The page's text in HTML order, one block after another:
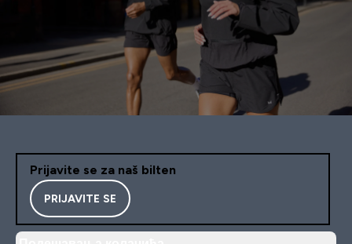
Prijavite se za naš bilten
PRIJAVITE SE